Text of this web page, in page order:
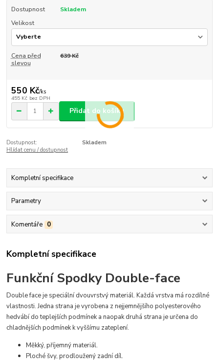
Dostupnost
Skladem
Velikost
Cena před
slevou
639 Kč
550 Kč/ks
455 Kč bez DPH
Přidat do košíku
Dostupnost:
Skladem
Hlídat cenu / dostupnost
Kompletní specifikace
Parametry
Komentáře 0
Kompletní specifikace
Funkční Spodky Double-face
Double face je speciální dvouvrstvý materiál. Každá vrstva má rozdílné
vlastnosti. Jedna strana je vyrobena z nejjemnějšího polyesterového
hedvábí do teplejších podmínek a naopak druhá strana je určena do
chladnějších podmínek k vyššímu zateplení.
Měkký, příjemný materiál.
Ploché švy, prodloužený zadní díl.